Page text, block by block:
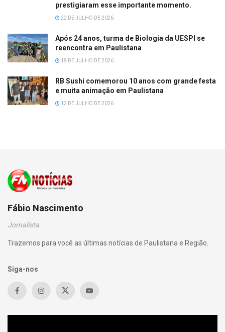
prestigiaram esse importante momento.
22 DE JULHO DE 2026
Após 24 anos, turma de Biologia da UESPI se
reencontra em Paulistana
18 DE JULHO DE 2026
RB Sushi comemorou 10 anos com grande festa
e muita animação em Paulistana
12 DE JULHO DE 2026
Fábio Nascimento
Jornalista
Trazemos para você as últimas notícias de Paulistana e Região.
Siga-nos